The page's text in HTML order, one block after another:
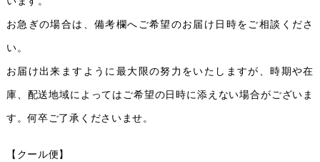
お急ぎの場合は、備考欄へご希望のお届け日時をご相談くださ
い。
お届け出来ますように最大限の努力をいたしますが、時期や在
庫、配送地域によってはご希望の日時に添えない場合がございま
す。何卒ご了承くださいませ。
【クール便】